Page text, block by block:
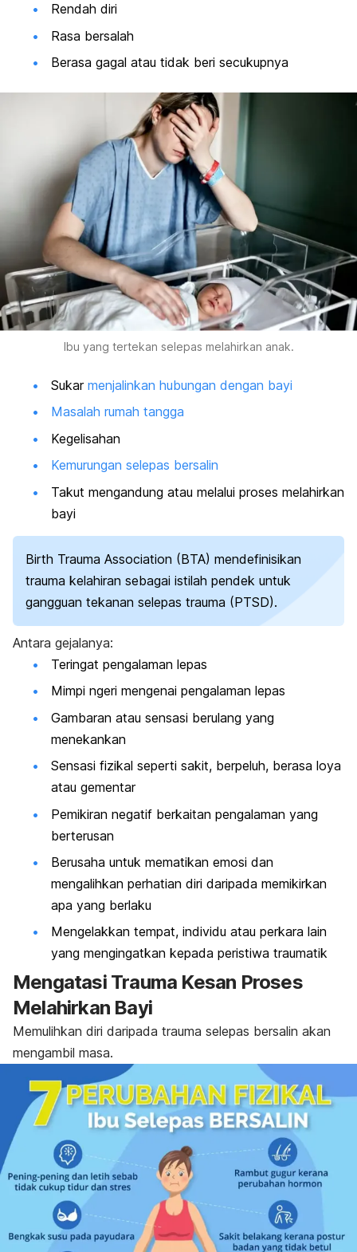
Rendah diri
Rasa bersalah
Berasa gagal atau tidak beri secukupnya
Ibu yang tertekan selepas melahirkan anak.
Sukar menjalinkan hubungan dengan bayi
Masalah rumah tangga
Kegelisahan
Kemurungan selepas bersalin
Takut mengandung atau melalui proses melahirkan
bayi
Birth Trauma Association (BTA) mendefinisikan
trauma kelahiran sebagai istilah pendek untuk
gangguan tekanan selepas trauma (PTSD).
Antara gejalanya:
Teringat pengalaman lepas
Mimpi ngeri mengenai pengalaman lepas
Gambaran atau sensasi berulang yang
menekankan
Sensasi fizikal seperti sakit, berpeluh, berasa loya
atau gementar
Pemikiran negatif berkaitan pengalaman yang
berterusan
Berusaha untuk mematikan emosi dan
mengalihkan perhatian diri daripada memikirkan
apa yang berlaku
Mengelakkan tempat, individu atau perkara lain
yang mengingatkan kepada peristiwa traumatik
Mengatasi Trauma Kesan Proses
Melahirkan Bayi
Memulihkan diri daripada trauma selepas bersalin akan
mengambil masa.